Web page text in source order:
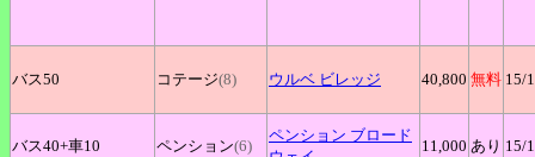
バス50 コテージ(8) ウルベ ビレッジ 40,800 無料 15/
バス40+車10 ペンション(6)
ペンション ブロード
11,000 あり 15/